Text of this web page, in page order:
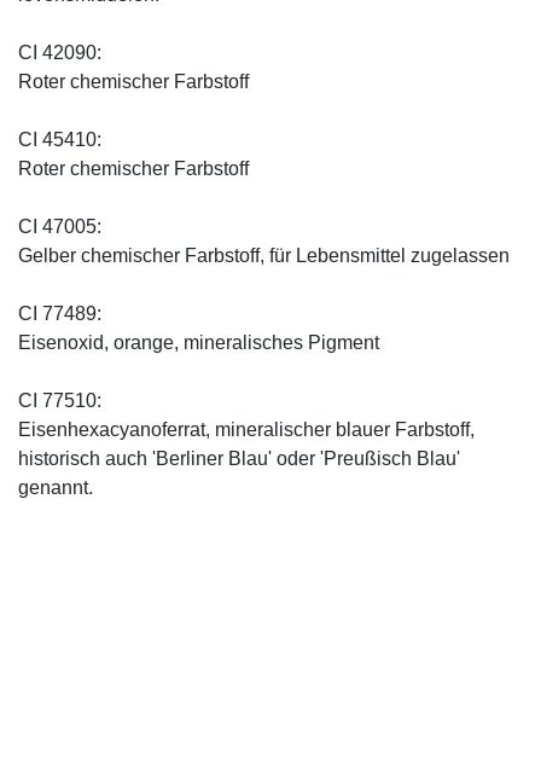
CI 42090:
Roter chemischer Farbstoff
CI 45410:
Roter chemischer Farbstoff
CI 47005:
Gelber chemischer Farbstoff, für Lebensmittel zugelassen
CI 77489:
Eisenoxid, orange, mineralisches Pigment
CI 77510:
Eisenhexacyanoferrat, mineralischer blauer Farbstoff,
historisch auch 'Berliner Blau' oder 'Preußisch Blau'
genannt.